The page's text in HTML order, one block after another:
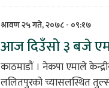
श्रावण २५ गते, २०७८ - ०९:१७
आज दिउँसो ३ बजे
काठमाडौं । नेकपा एमाले
ललितपुरको च्यासलस्थित